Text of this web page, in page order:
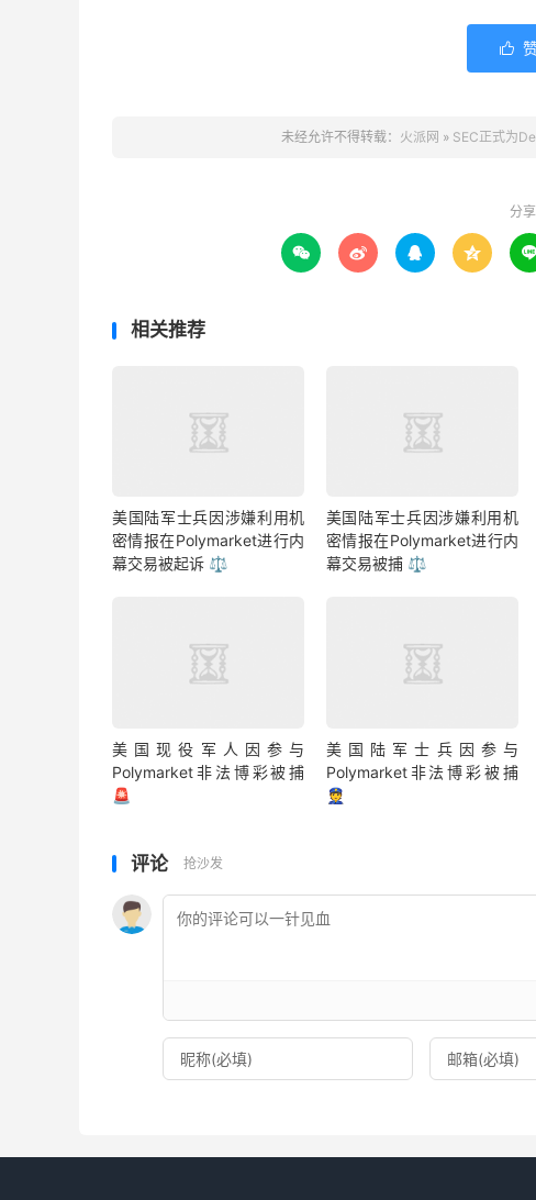

未经允许不得转载： 火派网 » SEC正式为
分
    
相关推荐
美国陆军士兵因涉嫌利用机
密情报在Polymarket进行内
幕交易被起诉 ⚖️
美国陆军士兵因涉嫌利用机
密情报在Polymarket进行内
幕交易被捕 ⚖️
美国现役军人因参与
Polymarket非法博彩被捕
🚨
美国陆军士兵因参与
Polymarket非法博彩被捕
👮
评论 抢沙发